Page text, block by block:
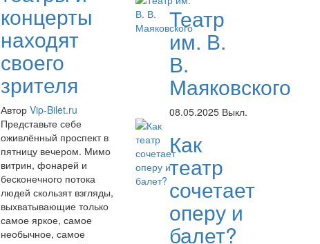
концерты
находят
своего
зрителя
Автор Vip-Bilet.ru
Представьте себе
оживлённый проспект в
пятницу вечером. Мимо
витрин, фонарей и
бесконечного потока
людей скользят взгляды,
выхватывающие только
самое яркое, самое
необычное, самое
Театр
им. В.
В.
Маяковского
08.05.2025 Выкл.
Как
театр
сочетает
оперу и
балет?